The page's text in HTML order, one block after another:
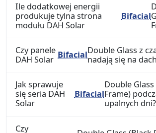
Ile dodatkowej energii
produkuje tylna strona
modułu DAH Solar
Bifacial
Czy panele
DAH Solar BifacialDouble Glass z
nadają się na
Jak sprawuje
się seria DAH
Solar
Bifacial
Double
Frame)
upalnych dni?
Czy